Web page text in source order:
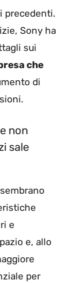
precedenti.
Sony ha
sui
che
di
non
sale
e
e, allo
per